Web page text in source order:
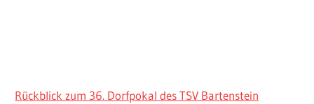
Rückblick zum 36. Dorfpokal des TSV Bartenstein